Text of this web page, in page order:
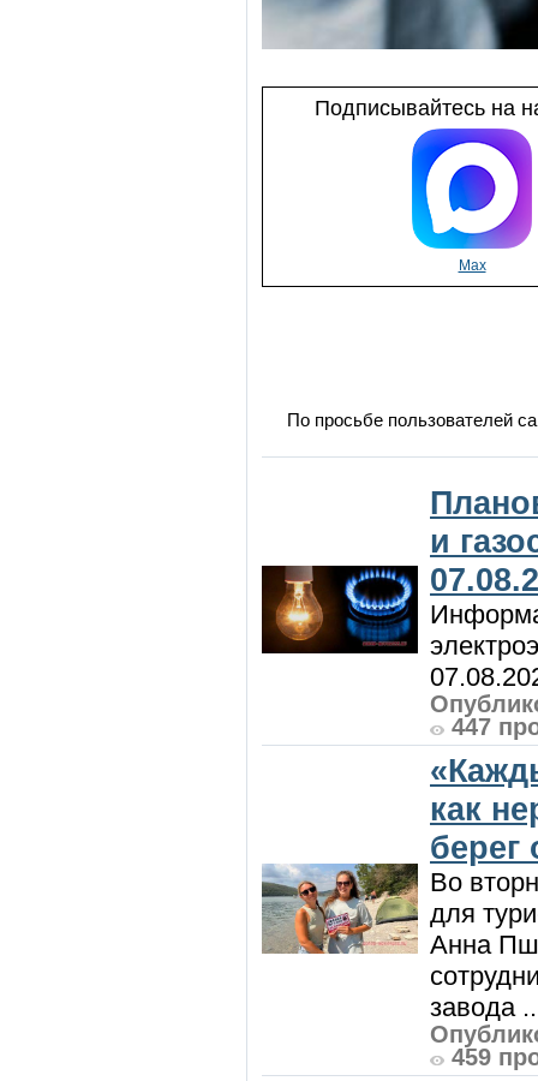
Подписывайтесь на
Max
По просьбе пользователей
и
447
как
берег
Во
для
Анна
завода
459